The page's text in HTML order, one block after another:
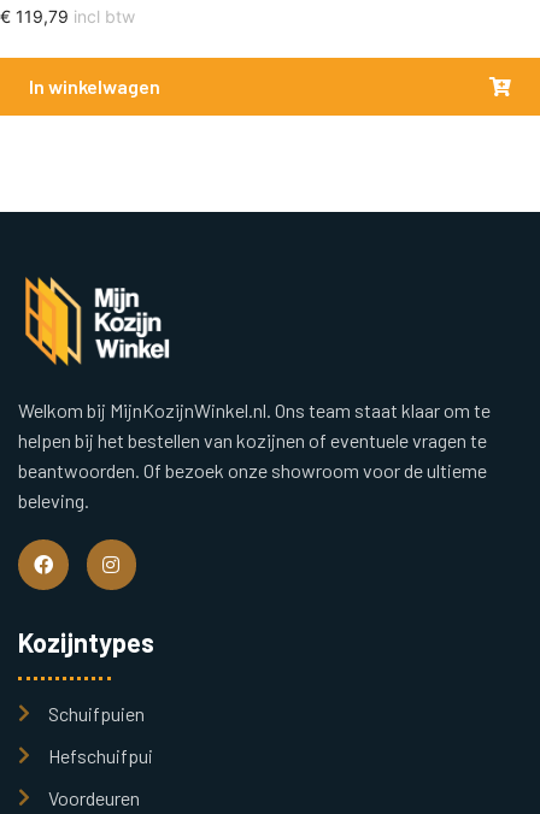
€ 119,79 incl btw
In winkelwagen
Welkom bij MijnKozijnWinkel.nl. Ons team staat klaar om te
helpen bij het bestellen van kozijnen of eventuele vragen te
beantwoorden. Of bezoek onze showroom voor de ultieme
beleving.
Kozijntypes
Schuifpuien
Hefschuifpui
Voordeuren